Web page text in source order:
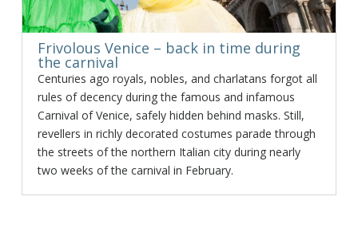
Frivolous Venice – back in time during
the carnival
Centuries ago royals, nobles, and charlatans forgot all
rules of decency during the famous and infamous
Carnival of Venice, safely hidden behind masks. Still,
revellers in richly decorated costumes parade through
the streets of the northern Italian city during nearly
two weeks of the carnival in February.